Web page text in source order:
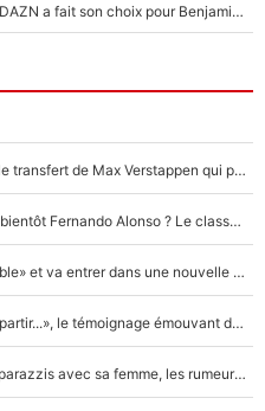
La Liga sur beIN Sports c’est terminé, DAZN a fait son choix pour Benjamin Da Silva et Omar Da Fonseca !
F1 - Une légende de McLaren refuse le transfert de Max Verstappen qui pourrait «faire des vagues» et plomber l'ambiance dans l'équipe
Max Verstappen, Lewis Hamilton… et bientôt Fernando Alonso ? Le classement des pilotes les mieux payés en Formule 1 risque de changer !
F1 - Alpine signe un accord «impensable» et va entrer dans une nouvelle dimension : Grande nouvelle pour Pierre Gasly !
F1 : « Je lui ai fait un câlin, puis j’ai dû partir...», le témoignage émouvant de Max Verstappen sur sa fille
F1 : Charles Leclerc surpris par les paparazzis avec sa femme, les rumeurs étaient vraies !